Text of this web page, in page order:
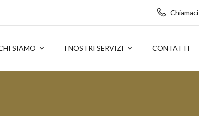
Chiamaci
SIAMO I NOSTRI SERVIZI CONTATTI